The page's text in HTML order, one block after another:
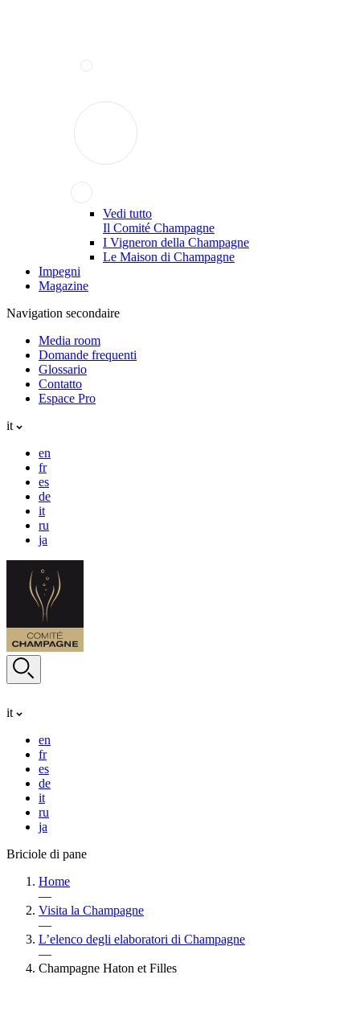
Vedi tutto
Il Comité Champagne
I Vigneron della Champagne
Le Maison di Champagne
Impegni
Magazine
Navigation secondaire
Media room
Domande frequenti
Glossario
Contatto
Espace Pro
it
en
fr
es
de
it
ru
ja
it
en
fr
es
de
it
ru
ja
Briciole di pane
Home
—
Visita la Champagne
—
L’elenco degli elaboratori di Champagne
—
Champagne Haton et Filles